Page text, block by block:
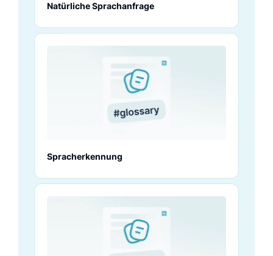
Natürliche Sprachanfrage
Spracherkennung